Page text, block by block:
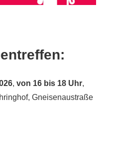
, von 16 bis 18 Uhr,
Gneisenaustraße